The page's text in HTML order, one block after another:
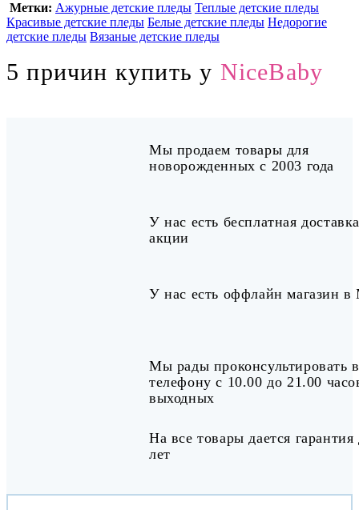
Метки: Ажурные детские пледы Теплые детские пледы
Красивые детские пледы Белые детские пледы Недорогие
детские пледы Вязаные детские пледы
5 причин купить у NiceBaby
Мы продаем товары для
новорожденных с 2003 года
У нас есть бесплатная
акции
У нас есть оффлайн магазин в
Мы рады проконсультировать
телефону с 10.00 до 21.00
выходных
На все товары дается гарантия
лет